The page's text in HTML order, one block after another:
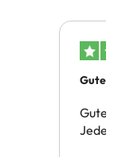
Gutes
Gute